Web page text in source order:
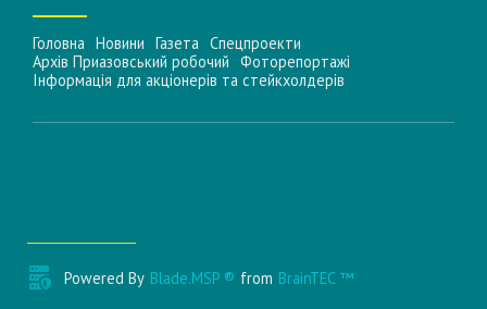
Головна Новини Газета Спецпроекти
Архів Приазовський робочий Фоторепортажі
Інформацiя для акцiонерiв та стейкхолдерiв
Powered By Blade.MSP ® from BrainTEC ™